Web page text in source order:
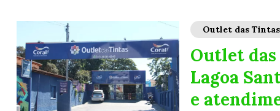
Outlet das Tintas
Outlet
Lagoa
e